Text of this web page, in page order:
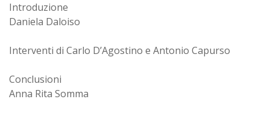
Introduzione
Daniela Daloiso
Interventi di Carlo D’Agostino e Antonio Capurso
Conclusioni
Anna Rita Somma